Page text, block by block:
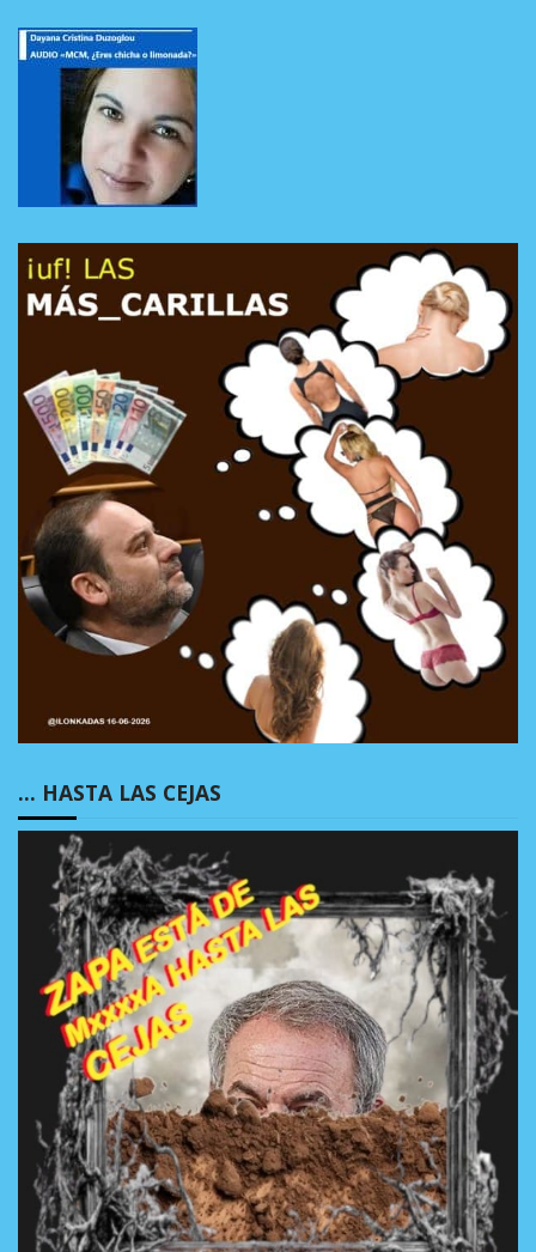
… HASTA LAS CEJAS